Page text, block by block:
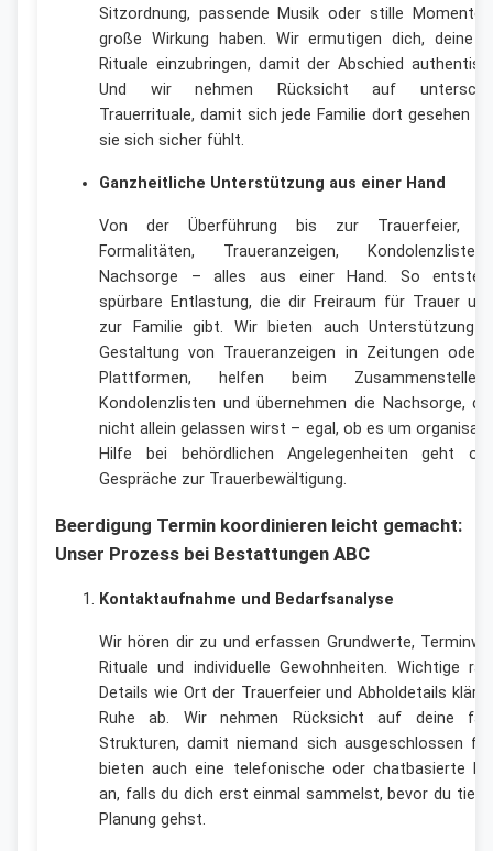
Sitzordnung, passende Musik oder stille Momente
große Wirkung haben. Wir ermutigen dich, deine
Rituale einzubringen, damit der Abschied
Und wir nehmen Rücksicht auf
Trauerrituale, damit sich jede Familie dort gesehen
sie sich sicher fühlt.
Ganzheitliche Unterstützung aus einer Hand
Von der Überführung bis zur Trauerfeier,
Formalitäten, Traueranzeigen,
Nachsorge – alles aus einer Hand. So
spürbare Entlastung, die dir Freiraum für Trauer
zur Familie gibt. Wir bieten auch Unterstützung
Gestaltung von Traueranzeigen in Zeitungen oder
Plattformen, helfen beim
Kondolenzlisten und übernehmen die Nachsorge,
nicht allein gelassen wirst – egal, ob es um
Hilfe bei behördlichen Angelegenheiten geht
Gespräche zur Trauerbewältigung.
Beerdigung Termin koordinieren leicht gemacht:
Unser Prozess bei Bestattungen ABC
Kontaktaufnahme und Bedarfsanalyse
Wir hören dir zu und erfassen Grundwerte,
Rituale und individuelle Gewohnheiten. Wichtige
Details wie Ort der Trauerfeier und Abholdetails
Ruhe ab. Wir nehmen Rücksicht auf deine
Strukturen, damit niemand sich ausgeschlossen
bieten auch eine telefonische oder chatbasierte
an, falls du dich erst einmal sammelst, bevor du
Planung gehst.